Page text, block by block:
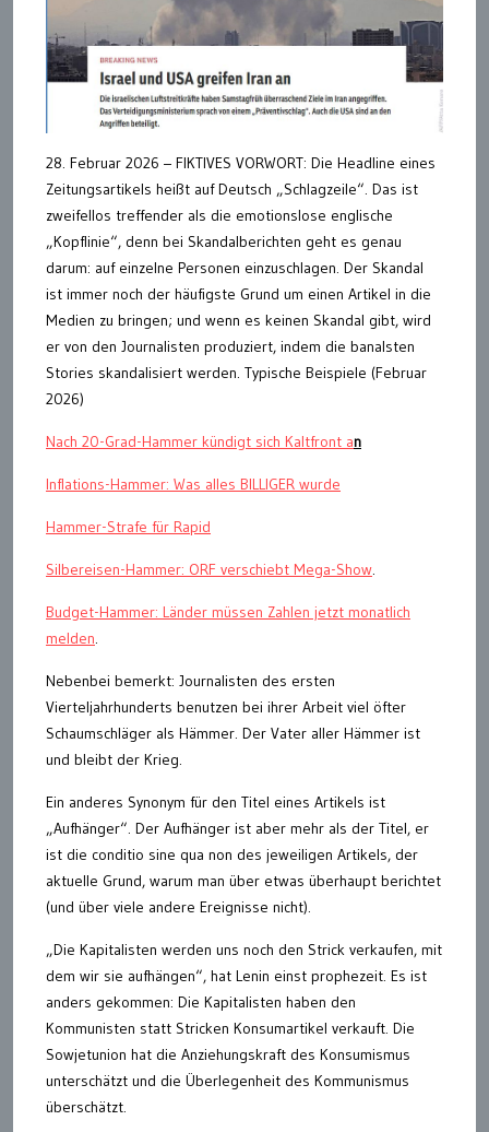
28. Februar 2026 – FIKTIVES VORWORT: Die Headline eines
Zeitungsartikels heißt auf Deutsch „Schlagzeile“. Das ist
zweifellos treffender als die emotionslose englische
„Kopflinie“, denn bei Skandalberichten geht es genau
darum: auf einzelne Personen einzuschlagen. Der Skandal
ist immer noch der häufigste Grund um einen Artikel in die
Medien zu bringen; und wenn es keinen Skandal gibt, wird
er von den Journalisten produziert, indem die banalsten
Stories skandalisiert werden. Typische Beispiele (Februar
2026)
Nach 20-Grad-Hammer kündigt sich Kaltfront an
Inflations-Hammer: Was alles BILLIGER wurde
Hammer-Strafe für Rapid
Silbereisen-Hammer: ORF verschiebt Mega-Show.
Budget-Hammer: Länder müssen Zahlen jetzt monatlich
melden.
Nebenbei bemerkt: Journalisten des ersten
Vierteljahrhunderts benutzen bei ihrer Arbeit viel öfter
Schaumschläger als Hämmer. Der Vater aller Hämmer ist
und bleibt der Krieg.
Ein anderes Synonym für den Titel eines Artikels ist
„Aufhänger“. Der Aufhänger ist aber mehr als der Titel, er
ist die conditio sine qua non des jeweiligen Artikels, der
aktuelle Grund, warum man über etwas überhaupt berichtet
(und über viele andere Ereignisse nicht).
„Die Kapitalisten werden uns noch den Strick verkaufen, mit
dem wir sie aufhängen“, hat Lenin einst prophezeit. Es ist
anders gekommen: Die Kapitalisten haben den
Kommunisten statt Stricken Konsumartikel verkauft. Die
Sowjetunion hat die Anziehungskraft des Konsumismus
unterschätzt und die Überlegenheit des Kommunismus
überschätzt.